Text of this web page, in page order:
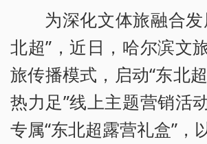
为深化文体旅融合
北超”，近日，哈尔滨文
旅传播模式，启动“东北
热力足”线上主题营销活
专属“东北超露营礼盒”，